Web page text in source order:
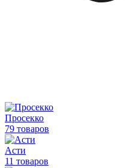
Просекко
79 товаров
Асти
11 товаров